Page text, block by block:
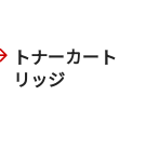
トナーカート
リッジ